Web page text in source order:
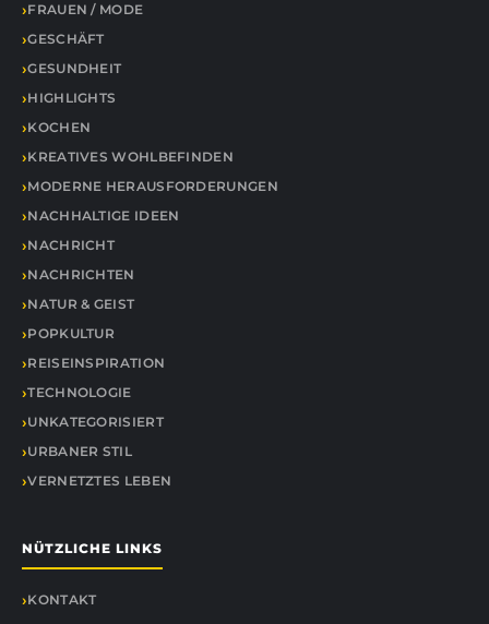
FRAUEN / MODE
GESCHÄFT
GESUNDHEIT
HIGHLIGHTS
KOCHEN
KREATIVES WOHLBEFINDEN
MODERNE HERAUSFORDERUNGEN
NACHHALTIGE IDEEN
NACHRICHT
NACHRICHTEN
NATUR & GEIST
POPKULTUR
REISEINSPIRATION
TECHNOLOGIE
UNKATEGORISIERT
URBANER STIL
VERNETZTES LEBEN
NÜTZLICHE LINKS
KONTAKT